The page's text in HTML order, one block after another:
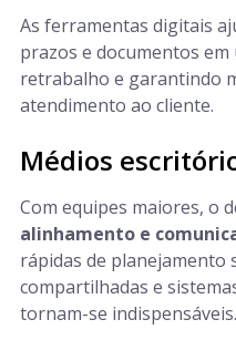
As ferramentas digitais
prazos e documentos
retrabalho e garantindo
atendimento ao cliente.
Médios
Com equipes maiores, o
alinhamento e
rápidas de planejamento
compartilhadas e
tornam-se indispensáveis.